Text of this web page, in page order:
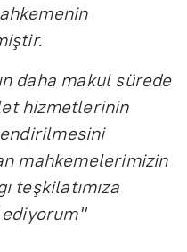
daha makul sürede
hizmetlerinin
mahkemelerimizin
teşkilatımıza
ediyorum"